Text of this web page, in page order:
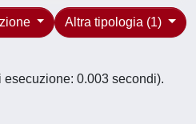
Altra tipologia (1)
esecuzione: 0.003 secondi).